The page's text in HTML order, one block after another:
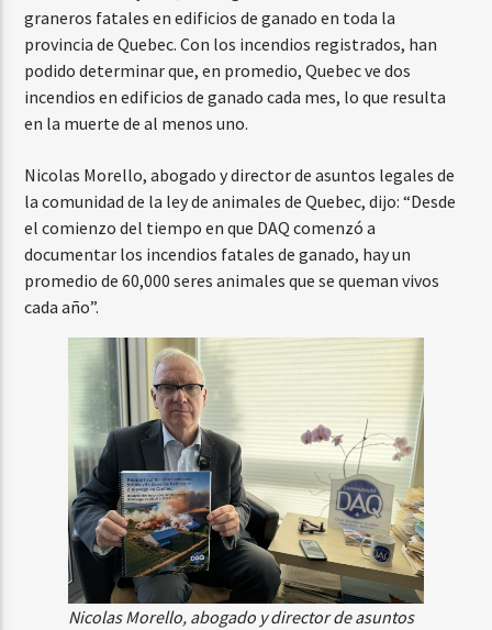
graneros fatales en edificios de ganado en toda la
provincia de Quebec. Con los incendios registrados, han
podido determinar que, en promedio, Quebec ve dos
incendios en edificios de ganado cada mes, lo que resulta
en la muerte de al menos uno.
Nicolas Morello, abogado y director de asuntos legales de
la comunidad de la ley de animales de Quebec, dijo: “Desde
el comienzo del tiempo en que DAQ comenzó a
documentar los incendios fatales de ganado, hay un
promedio de 60,000 seres animales que se queman vivos
cada año”.
Nicolas Morello, abogado y director de asuntos